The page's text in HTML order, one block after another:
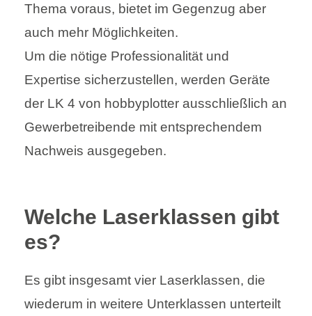
Thema voraus, bietet im Gegenzug aber
auch mehr Möglichkeiten.
Um die nötige Professionalität und
Expertise sicherzustellen, werden Geräte
der LK 4 von hobbyplotter ausschließlich an
Gewerbetreibende mit entsprechendem
Nachweis ausgegeben.
Welche Laserklassen gibt
es?
Es gibt insgesamt vier Laserklassen, die
wiederum in weitere Unterklassen unterteilt